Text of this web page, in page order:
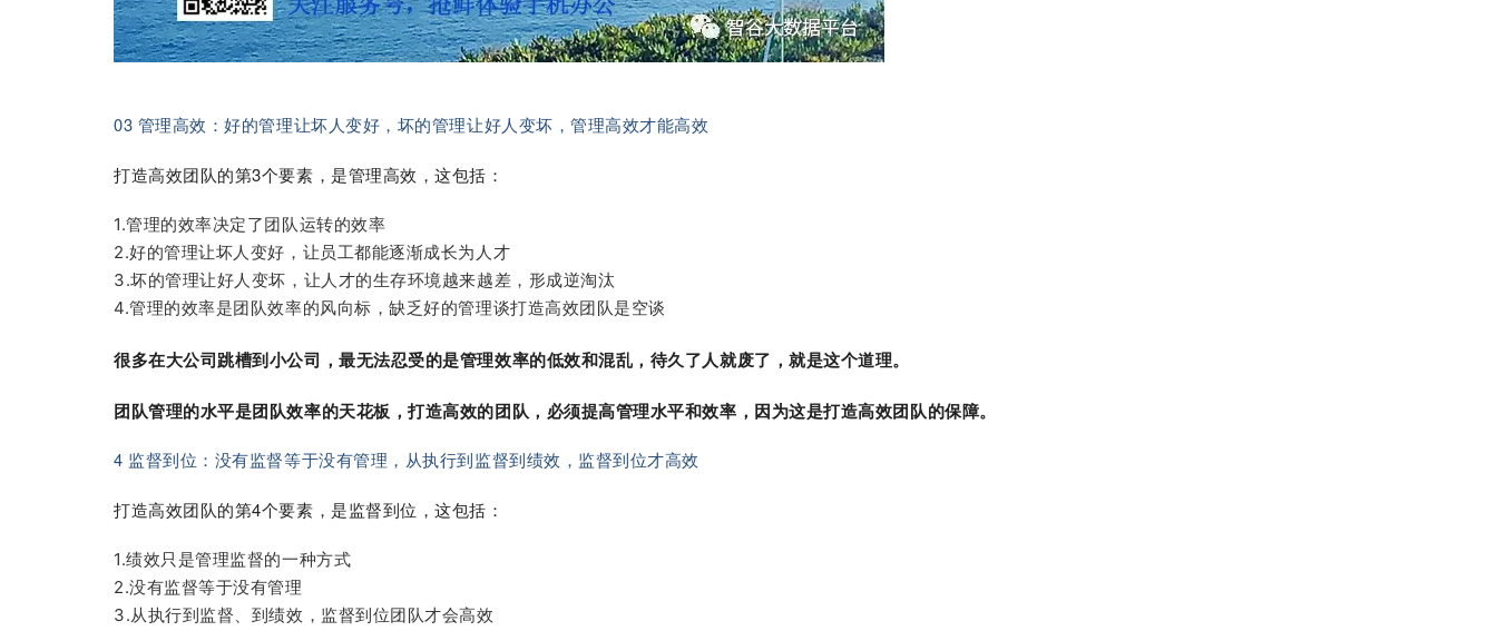
03 管理高效：好的管理让坏人变好，坏的管理让好人变坏，管理高效才能高效
打造高效团队的第3个要素，是管理高效，这包括：
1.管理的效率决定了团队运转的效率
2.好的管理让坏人变好，让员工都能逐渐成长为人才
3.坏的管理让好人变坏，让人才的生存环境越来越差，形成逆淘汰
4.管理的效率是团队效率的风向标，缺乏好的管理谈打造高效团队是空谈
很多在大公司跳槽到小公司，最无法忍受的是管理效率的低效和混乱，待久了人就废了，就是这个道理。
团队管理的水平是团队效率的天花板，打造高效的团队，必须提高管理水平和效率，因为这是打造高效团队的保障。
4 监督到位：没有监督等于没有管理，从执行到监督到绩效，监督到位才高效
打造高效团队的第4个要素，是监督到位，这包括：
1.绩效只是管理监督的一种方式
2.没有监督等于没有管理
3.从执行到监督、到绩效，监督到位团队才会高效